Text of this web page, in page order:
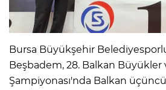
Bursa Büyükşehir
Beşbadem, 28. Balkan Büyükler
Şampiyonası'nda Balkan